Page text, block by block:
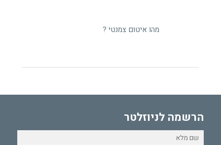
מהו איטום צמנטי ?
הרשמה לניוזלטר